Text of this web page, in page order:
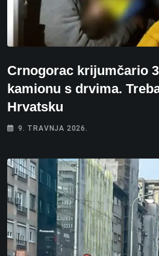
Crnogorac krijumčario
kamionu s drvima.
Hrvatsku
9. TRAVNJA 2026.